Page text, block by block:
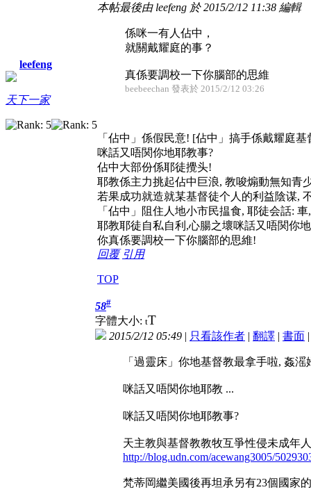
leefeng
天下一家
本帖最後由 leefeng 於 2015/2/12 11:38 編輯
係咪一有人佔中，
就關戴耀庭的事？
真係要調校一下你腦部的思維
beebeechan 發表於 2015/2/12 03:26
「佔中」係假民意! [佔中」搞手係戴耀庭基
咪話又唔関你地耶教事?
佔中大部份係耶徒攪头!
耶教係主力挑起佔中巨浪, 教唆煽動無知青
若果成功就造就某基督徒个人的利益陰谋,
「佔中」阻住人地小市民揾食, 耶徒会話:
耶教耶徒自私自利,心腸之壞咪話又唔関你
你真係要調校一下你腦部的思維!
回覆 引用
TOP
58#
字體大小: tT
2015/2/12 05:49 | 只看該作者 | 翻譯 | 書面
「過靈床」你地基督教最拿手啦, 姦
咪話又唔関你地耶教 ...
咪話又唔関你地耶教事?
天主教與基督教教牧互爭性侵未成年
http://blog.udn.com/acewang3005/
梵蒂岡繼美國後再坦承另有23個國家